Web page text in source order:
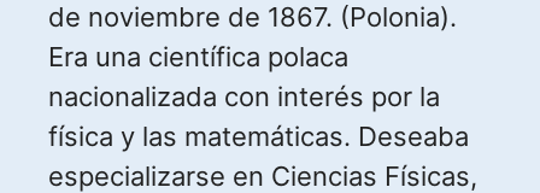
de noviembre de 1867. (Polonia).
Era una científica polaca
nacionalizada con interés por la
física y las matemáticas. Deseaba
especializarse en Ciencias Físicas,